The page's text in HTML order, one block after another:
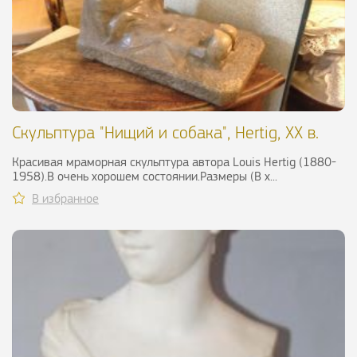
Скульптура "Нищий и собака", Hertig, XX в.
Красивая мраморная скульптура автора Louis Hertig (1880-
1958).В очень хорошем состоянии.Размеры (В х...
В избранное